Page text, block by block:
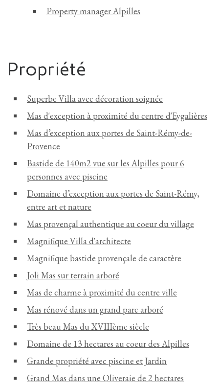
Property manager Alpilles
Propriété
Superbe Villa avec décoration soignée
Mas d'exception à proximité du centre d'Eygalières
Mas d’exception aux portes de Saint-Rémy-de-
Provence
Bastide de 140m2 vue sur les Alpilles pour 6
personnes avec piscine
Domaine d’exception aux portes de Saint-Rémy,
entre art et nature
Mas provençal authentique au coeur du village
Magnifique Villa d'architecte
Magnifique bastide provençale de caractère
Joli Mas sur terrain arboré
Mas de charme à proximité du centre ville
Mas rénové dans un grand parc arboré
Très beau Mas du XVIIIème siècle
Domaine de 13 hectares au coeur des Alpilles
Grande propriété avec piscine et Jardin
Grand Mas dans une Oliveraie de 2 hectares